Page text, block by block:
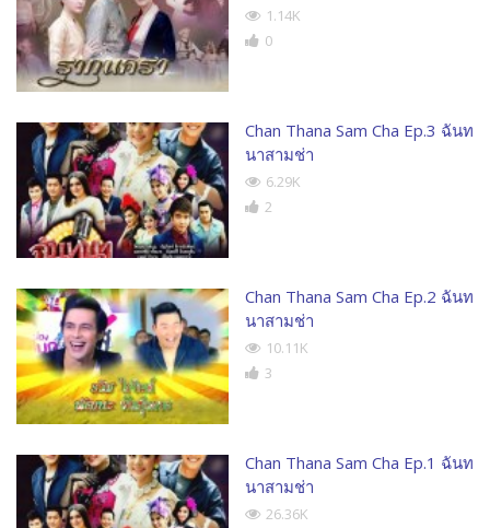
1.14K
0
Chan Thana Sam Cha Ep.3 ฉันท
นาสามช่า
6.29K
2
Chan Thana Sam Cha Ep.2 ฉันท
นาสามช่า
10.11K
3
Chan Thana Sam Cha Ep.1 ฉันท
นาสามช่า
26.36K